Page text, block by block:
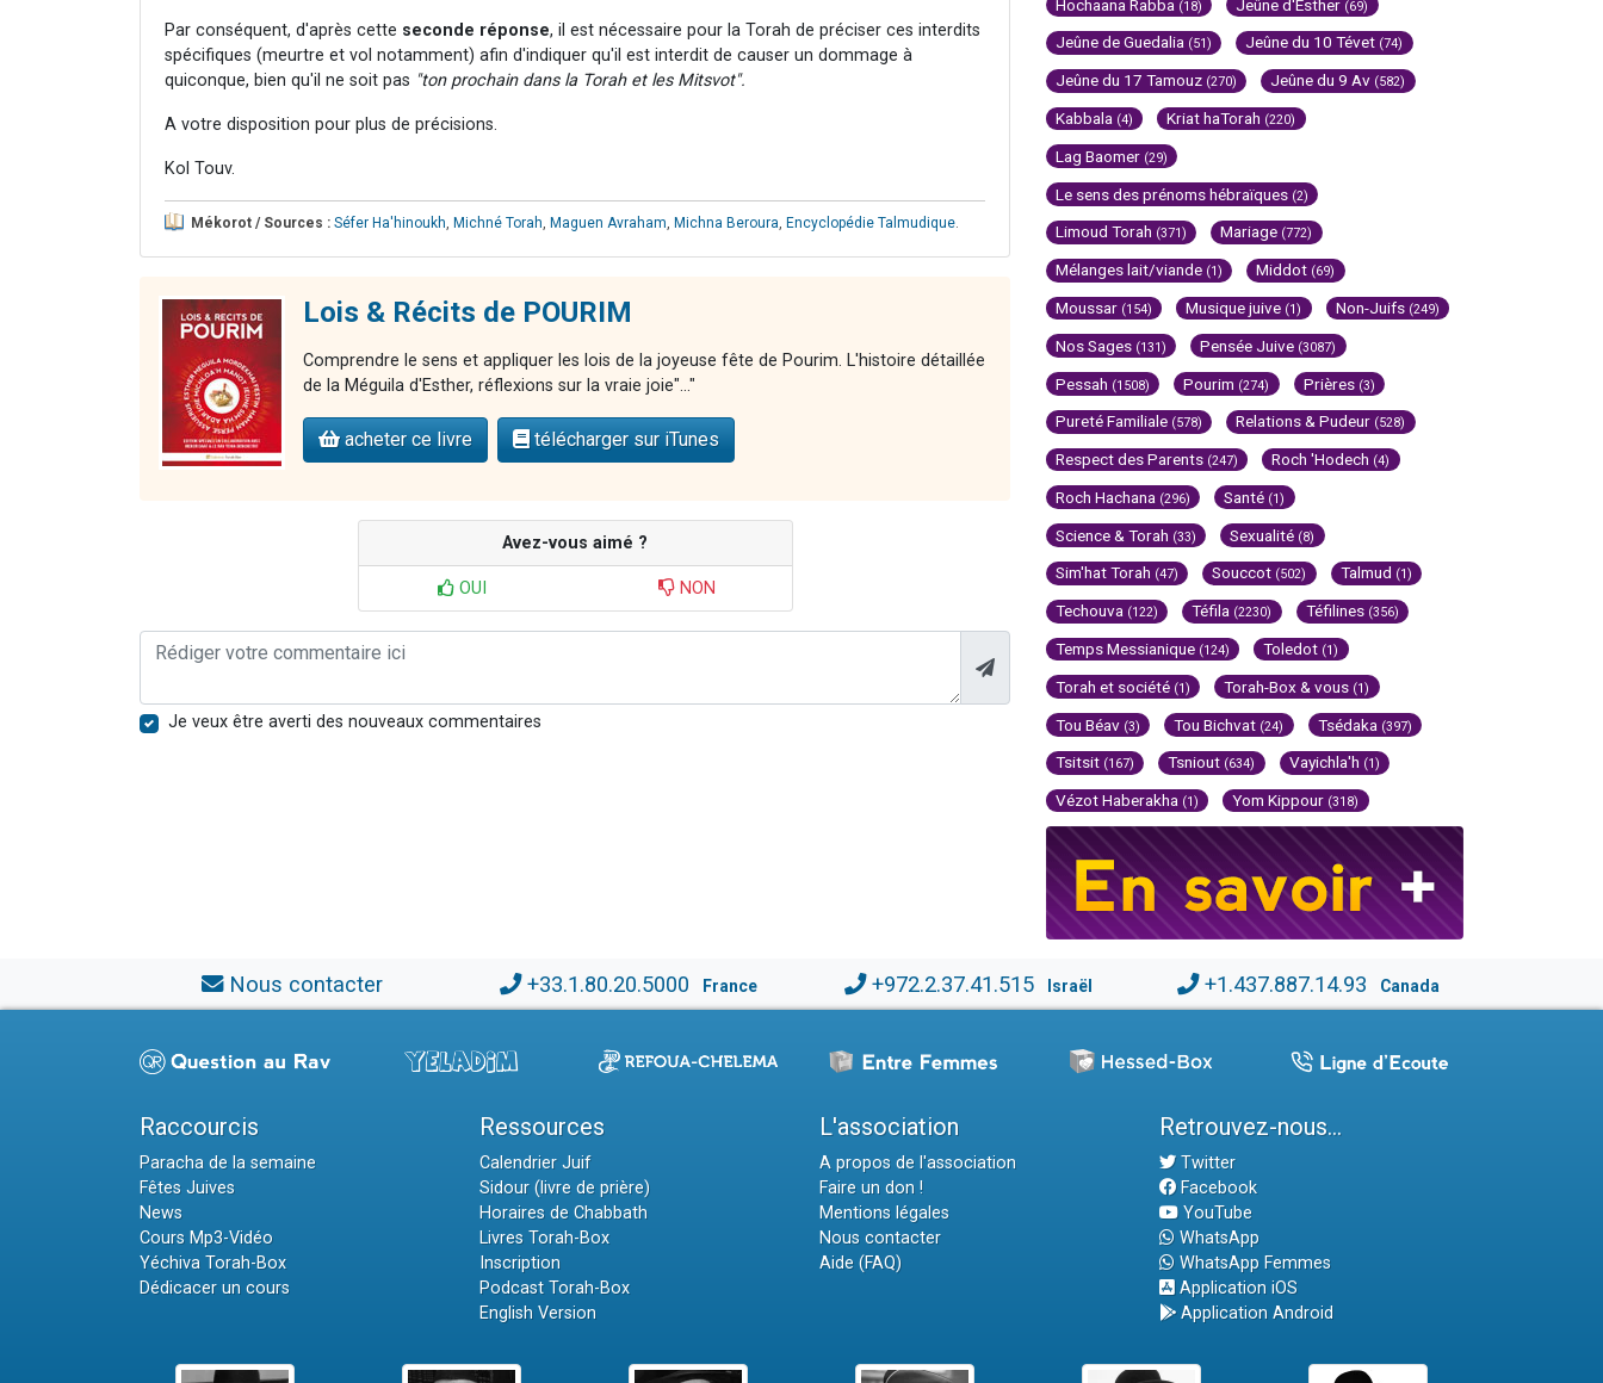
Par conséquent, d'après cette seconde réponse, il est nécessaire pour la Torah de préciser ces interdits
spécifiques (meurtre et vol notamment) afin d'indiquer qu'il est interdit de causer un dommage à
quiconque, bien qu'il ne soit pas "ton prochain dans la Torah et les Mitsvot".
A votre disposition pour plus de précisions.
Kol Touv.
Mékorot / Sources : Séfer Ha'hinoukh Michné Torah Maguen Avraham Michna Beroura Encyclopédie Talmudique
Lois & Récits de POURIM
Comprendre le sens et appliquer les lois de la joyeuse fête de Pourim. L'histoire détaillée
de la Méguila d'Esther, réflexions sur la vraie joie"..."
acheter ce livre télécharger sur iTunes
Avez-vous aimé ?
OUI NON
Je veux être averti des nouveaux commentaires
Hochaana Rabba (18) Jeûne d'Esther (69)
Jeûne de Guedalia (51) Jeûne du 10 Tévet (74)
Jeûne du 17 Tamouz (270) Jeûne du 9 Av (582)
Kabbala (4) Kriat haTorah (220)
Lag Baomer (29)
Le sens des prénoms hébraïques (2)
Limoud Torah (371) Mariage (772)
Mélanges lait/viande (1) Middot (69)
Moussar (154) Musique juive (1) Non-Juifs (249)
Nos Sages (131) Pensée Juive (3087)
Pessah (1508) Pourim (274) Prières (3)
Pureté Familiale (578) Relations & Pudeur (528)
Respect des Parents (247) Roch 'Hodech (4)
Roch Hachana (296) Santé (1)
Science & Torah (33) Sexualité (8)
Sim'hat Torah (47) Souccot (502) Talmud (1)
Techouva (122) Téfila (2230) Téfilines (356)
Temps Messianique (124) Toledot (1)
Torah et société (1) Torah-Box & vous (1)
Tou Béav (3) Tou Bichvat (24) Tsédaka (397)
Tsitsit (167) Tsniout (634) Vayichla'h (1)
Vézot Haberakha (1) Yom Kippour (318)
Nous contacter +33.1.80.20.5000 France +972.2.37.41.515 Israël +1.437.887.14.93 Canada
Raccourcis
Paracha de la semaine
Fêtes Juives
News
Cours Mp3-Vidéo
Yéchiva Torah-Box
Dédicacer un cours
Ressources
Calendrier Juif
Sidour (livre de prière)
Horaires de Chabbath
Livres Torah-Box
Inscription
Podcast Torah-Box
English Version
L'association
A propos de l'association
Faire un don !
Mentions légales
Nous contacter
Aide (FAQ)
Retrouvez-nous...
Twitter
Facebook
YouTube
WhatsApp
WhatsApp Femmes
Application iOS
Application Android